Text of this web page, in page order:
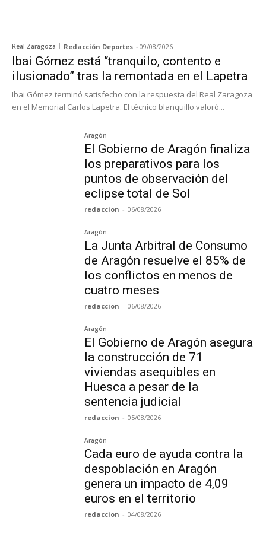
Real Zaragoza Redacción Deportes - 09/08/2026
Ibai Gómez está “tranquilo, contento e
ilusionado” tras la remontada en el Lapetra
Ibai Gómez terminó satisfecho con la respuesta del Real Zaragoza
en el Memorial Carlos Lapetra. El técnico blanquillo valoró...
Aragón
El Gobierno de Aragón finaliza
los preparativos para los
puntos de observación del
eclipse total de Sol
redaccion - 06/08/2026
Aragón
La Junta Arbitral de Consumo
de Aragón resuelve el 85% de
los conflictos en menos de
cuatro meses
redaccion - 06/08/2026
Aragón
El Gobierno de Aragón asegura
la construcción de 71
viviendas asequibles en
Huesca a pesar de la
sentencia judicial
redaccion - 05/08/2026
Aragón
Cada euro de ayuda contra la
despoblación en Aragón
genera un impacto de 4,09
euros en el territorio
redaccion - 04/08/2026